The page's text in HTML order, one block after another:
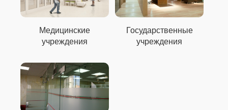
Медицинские
учреждения
Государственные
учреждения